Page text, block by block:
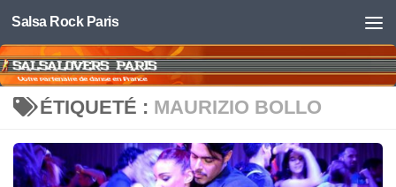
Skip to content
Salsa Rock Paris
ÉTIQUETÉ : MAURIZIO BOLLO